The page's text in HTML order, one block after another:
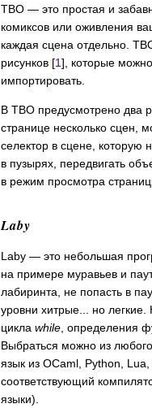
TBO — это простая и
комиксов или оживления
каждая сцена отдельно.
рисунков [1], которые
импортировать.
В TBO предусмотрено два
странице несколько сцен,
селектор в сцене, которую
в пузырях, передвигать
в режим просмотра
Laby
Laby — это небольшая
на примере муравьев и
лабиринта, не попасть в
уровни хитрые... но
цикла while, определения
Выбраться можно из
язык из OCaml, Python,
соответствующий
языки).